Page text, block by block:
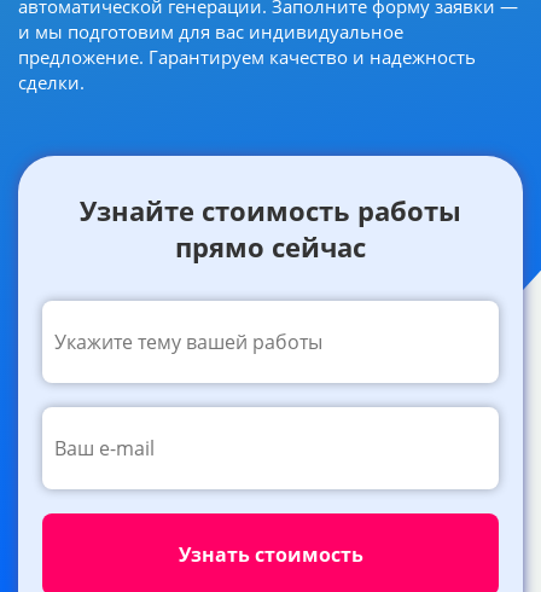
автоматической генерации. Заполните форму заявки —
и мы подготовим для вас индивидуальное
предложение. Гарантируем качество и надежность
сделки.
Узнайте стоимость работы
прямо сейчас